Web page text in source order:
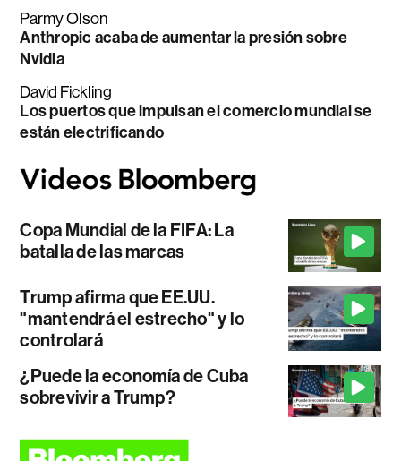
Parmy Olson
Anthropic acaba de aumentar la presión sobre
Nvidia
David Fickling
Los puertos que impulsan el comercio mundial se
están electrificando
Copa Mundial de la FIFA: La
batalla de las marcas
Trump afirma que EE.UU.
"mantendrá el estrecho" y lo
controlará
¿Puede la economía de Cuba
sobrevivir a Trump?